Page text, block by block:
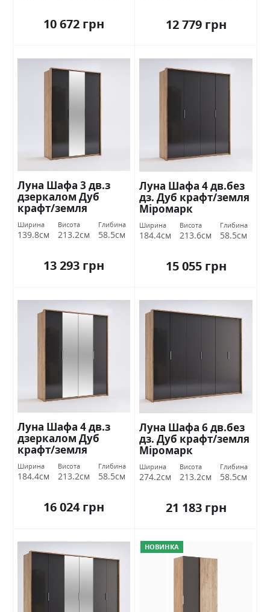
10 672 грн 12 779 грн
Луна Шафа 3 дв.з
дзеркалом Дуб
крафт/земля
Міромарк
Ширина
139.8см
Висота
213.2см
Глибина
58.5см
13 293 грн
Луна Шафа 4 дв.без
дз. Дуб крафт/земля
Міромарк
Ширина
184.4см
Висота
213.6см
Глибина
58.5см
15 055 грн
Луна Шафа 4 дв.з
дзеркалом Дуб
крафт/земля
Міромарк
Ширина
184.4см
Висота
213.2см
Глибина
58.5см
16 024 грн
Луна Шафа 6 дв.без
дз. Дуб крафт/земля
Міромарк
Ширина
274.2см
Висота
213.2см
Глибина
58.5см
21 183 грн
НОВИНКА